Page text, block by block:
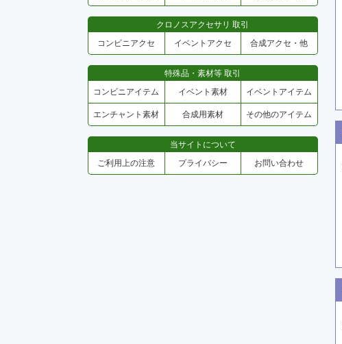
クロノスアクセサリ 取引
コンビニアクセ
イベントアクセ 合成アクセ・他
特殊品・素材等 取引
コンビニアイテム
イベント素材 イベントアイテム
エンチャント素材 合成用素材 その他のアイテム
当サイトについて
ご利用上の注意
プライバシー お問い合わせ